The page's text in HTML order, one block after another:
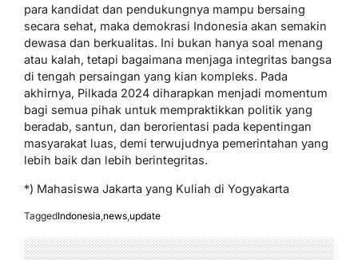
para kandidat dan pendukungnya mampu bersaing
secara sehat, maka demokrasi Indonesia akan semakin
dewasa dan berkualitas. Ini bukan hanya soal menang
atau kalah, tetapi bagaimana menjaga integritas bangsa
di tengah persaingan yang kian kompleks. Pada
akhirnya, Pilkada 2024 diharapkan menjadi momentum
bagi semua pihak untuk mempraktikkan politik yang
beradab, santun, dan berorientasi pada kepentingan
masyarakat luas, demi terwujudnya pemerintahan yang
lebih baik dan lebih berintegritas.
*) Mahasiswa Jakarta yang Kuliah di Yogyakarta
TaggedIndonesia,news,update